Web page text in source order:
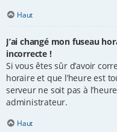
Haut
J’ai changé mon fuseau
incorrecte !
Si vous êtes sûr d’avoir
horaire et que l’heure est
serveur ne soit pas à
administrateur.
Haut